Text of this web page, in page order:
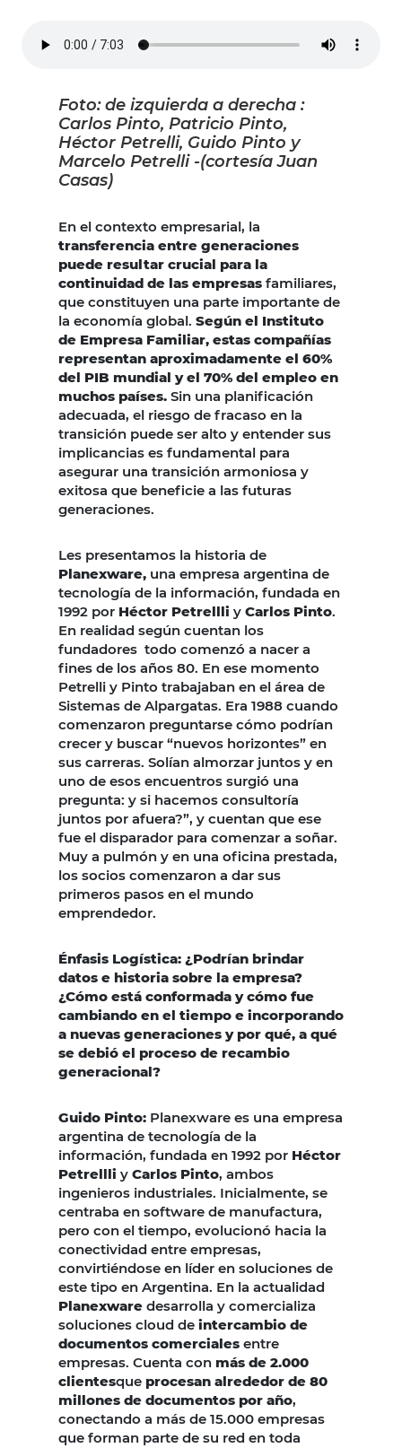
Foto: de izquierda a derecha :
Carlos Pinto, Patricio Pinto,
Héctor Petrelli, Guido Pinto y
Marcelo Petrelli -(cortesía Juan
Casas)
En el contexto empresarial, la
transferencia entre generaciones
puede resultar crucial para la
continuidad de las empresas familiares,
que constituyen una parte importante de
la economía global. Según el Instituto
de Empresa Familiar, estas compañías
representan aproximadamente el 60%
del PIB mundial y el 70% del empleo en
muchos países. Sin una planificación
adecuada, el riesgo de fracaso en la
transición puede ser alto y entender sus
implicancias es fundamental para
asegurar una transición armoniosa y
exitosa que beneficie a las futuras
generaciones.
Les presentamos la historia de
Planexware, una empresa argentina de
tecnología de la información, fundada en
1992 por Héctor Petrellli y Carlos Pinto.
En realidad según cuentan los
fundadores todo comenzó a nacer a
fines de los años 80. En ese momento
Petrelli y Pinto trabajaban en el área de
Sistemas de Alpargatas. Era 1988 cuando
comenzaron preguntarse cómo podrían
crecer y buscar “nuevos horizontes” en
sus carreras. Solían almorzar juntos y en
uno de esos encuentros surgió una
pregunta: y si hacemos consultoría
juntos por afuera?”, y cuentan que ese
fue el disparador para comenzar a soñar.
Muy a pulmón y en una oficina prestada,
los socios comenzaron a dar sus
primeros pasos en el mundo
emprendedor.
Énfasis Logística: ¿Podrían brindar
datos e historia sobre la empresa?
¿Cómo está conformada y cómo fue
cambiando en el tiempo e incorporando
a nuevas generaciones y por qué, a qué
se debió el proceso de recambio
generacional?
Guido Pinto: Planexware es una empresa
argentina de tecnología de la
información, fundada en 1992 por Héctor
Petrellli y Carlos Pinto, ambos
ingenieros industriales. Inicialmente, se
centraba en software de manufactura,
pero con el tiempo, evolucionó hacia la
conectividad entre empresas,
convirtiéndose en líder en soluciones de
este tipo en Argentina. En la actualidad
Planexware desarrolla y comercializa
soluciones cloud de intercambio de
documentos comerciales entre
empresas. Cuenta con más de 2.000
clientesque procesan alrededor de 80
millones de documentos por año,
conectando a más de 15.000 empresas
que forman parte de su red en toda